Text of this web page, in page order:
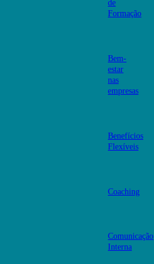
de
Formação
Bem-
estar
nas
empresas
Benefícios
Flexíveis
Coaching
Comunicação
Interna